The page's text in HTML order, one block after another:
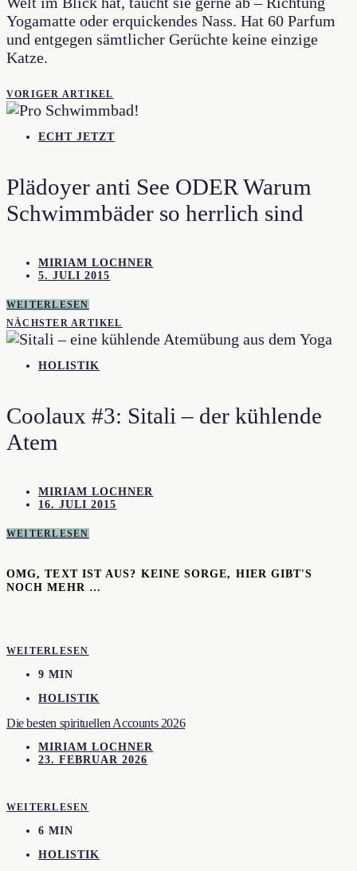
Yogamatte oder erquickendes Nass. Hat 60 Parfum
und entgegen sämtlicher Gerüchte keine einzige
Katze.
VORIGER ARTIKEL
ECHT JETZT
Plädoyer anti See ODER Warum
Schwimmbäder so herrlich sind
MIRIAM LOCHNER
5. JULI 2015
WEITERLESEN
NÄCHSTER ARTIKEL
HOLISTIK
Coolaux #3: Sitali – der kühlende
Atem
MIRIAM LOCHNER
16. JULI 2015
WEITERLESEN
OMG, TEXT IST AUS? KEINE SORGE, HIER GIBT'S
NOCH MEHR …
WEITERLESEN
9 MIN
HOLISTIK
Die besten spirituellen Accounts 2026
MIRIAM LOCHNER
23. FEBRUAR 2026
WEITERLESEN
6 MIN
HOLISTIK